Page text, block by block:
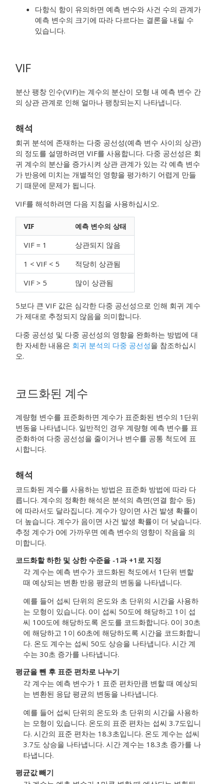
다항식 항이 유의하면 예측 변수와 사건 수의 관계가
예측 변수의 크기에 따라 다르다는 결론을 내릴 수
있습니다.
VIF
분산 팽창 인수(VIF)는 계수의 분산이 모형 내 예측 변수 간
의 상관 관계로 인해 얼마나 팽창되는지 나타냅니다.
해석
회귀 분석에 존재하는 다중 공선성(예측 변수 사이의 상관)
의 정도를 설명하려면 VIF를 사용합니다. 다중 공선성은 회
귀 계수의 분산을 증가시켜 상관 관계가 있는 각 예측 변수
가 반응에 미치는 개별적인 영향을 평가하기 어렵게 만들
기 때문에 문제가 됩니다.
VIF를 해석하려면 다음 지침을 사용하십시오.
VIF 예측 변수의 상태
VIF = 1
상관되지 않음
1 < VIF < 5
적당히 상관됨
VIF > 5
많이 상관됨
5보다 큰 VIF 값은 심각한 다중 공선성으로 인해 회귀 계수
가 제대로 추정되지 않음을 의미합니다.
다중 공선성 및 다중 공선성의 영향을 완화하는 방법에 대
한 자세한 내용은 회귀 분석의 다중 공선성을 참조하십시
오.
코드화된 계수
계량형 변수를 표준화하면 계수가 표준화된 변수의 1단위
변동을 나타냅니다. 일반적인 경우 계량형 예측 변수를 표
준화하여 다중 공선성을 줄이거나 변수를 공통 척도에 표
시합니다.
해석
코드화된 계수를 사용하는 방법은 표준화 방법에 따라 다
릅니다. 계수의 정확한 해석은 분석의 측면(연결 함수 등)
에 따라서도 달라집니다. 계수가 양이면 사건 발생 확률이
더 높습니다. 계수가 음이면 사건 발생 확률이 더 낮습니다.
추정 계수가 0에 가까우면 예측 변수의 영향이 작음을 의
미합니다.
코드화할 하한 및 상한 수준을 -1과 +1로 지정
각 계수는 예측 변수가 코드화된 척도에서 1단위 변할
때 예상되는 변환 반응 평균의 변동을 나타냅니다.
예를 들어 섭씨 단위의 온도와 초 단위의 시간을 사용하
는 모형이 있습니다. 0이 섭씨 50도에 해당하고 1이 섭
씨 100도에 해당하도록 온도를 코드화합니다. 0이 30초
에 해당하고 1이 60초에 해당하도록 시간을 코드화합니
다. 온도 계수는 섭씨 50도 상승을 나타냅니다. 시간 계
수는 30초 증가를 나타냅니다.
평균을 뺀 후 표준 편차로 나누기
각 계수는 예측 변수가 1 표준 편차만큼 변할 때 예상되
는 변환된 응답 평균의 변동을 나타냅니다.
예를 들어 섭씨 단위의 온도와 초 단위의 시간을 사용하
는 모형이 있습니다. 온도의 표준 편차는 섭씨 3.7도입니
다. 시간의 표준 편차는 18.3초입니다. 온도 계수는 섭씨
3.7도 상승을 나타냅니다. 시간 계수는 18.3초 증가를 나
타냅니다.
평균값 빼기